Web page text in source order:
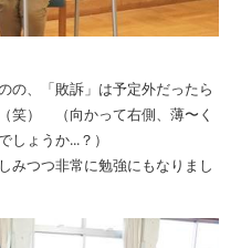
の、「敗訴」は予定外だったら
笑） （向かって右側、薄〜く
しょうか...？）
みつつ非常に勉強にもなりまし